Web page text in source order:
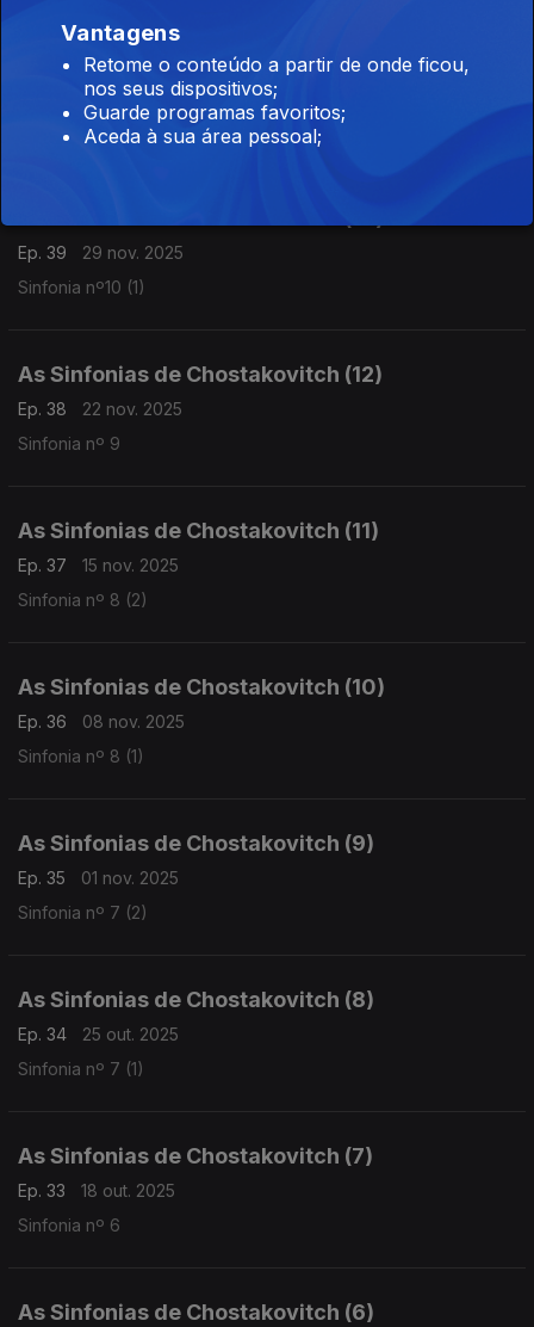
As Sinfonias de Chostakovitch (14)
06 dez. 2025
Sinfonia Nº 10 (2)
Ep. 39
29 nov. 2025
Sinfonia nº10 (1)
As Sinfonias de Chostakovitch (12)
Ep. 38
22 nov. 2025
Sinfonia nº 9
As Sinfonias de Chostakovitch (11)
Ep. 37
15 nov. 2025
Sinfonia nº 8 (2)
As Sinfonias de Chostakovitch (10)
Ep. 36
08 nov. 2025
Sinfonia nº 8 (1)
As Sinfonias de Chostakovitch (9)
Ep. 35
01 nov. 2025
Sinfonia nº 7 (2)
As Sinfonias de Chostakovitch (8)
Ep. 34
25 out. 2025
Sinfonia nº 7 (1)
As Sinfonias de Chostakovitch (7)
Ep. 33
18 out. 2025
Sinfonia nº 6
As Sinfonias de Chostakovitch (6)
Vantagens
Retome o conteúdo a partir de onde ficou,
nos seus dispositivos;
Guarde programas favoritos;
Aceda à sua área pessoal;